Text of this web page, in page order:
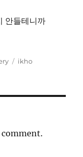
안들테니까
Tags
ikho